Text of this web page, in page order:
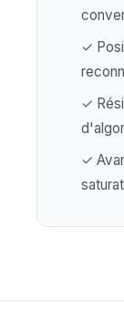
✓
✓
✓